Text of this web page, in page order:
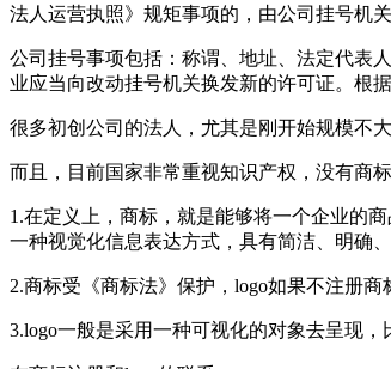
法人运营执照》规矩事项的，由公司挂号机关
公司挂号事项包括：称谓、地址、法定代表
业应当向改动挂号机关换发新的许可证。根
很多初创公司的法人，尤其是刚开始规模不
而且，目前国家非常重视知识产权，没有商
1.在定义上，商标，就是能够将一个企业的
一种视觉化信息表达方式，具有简洁、明确
2.商标受《商标法》保护，logo如果不注册商
3.logo一般是采用一种可视化的对象去呈现